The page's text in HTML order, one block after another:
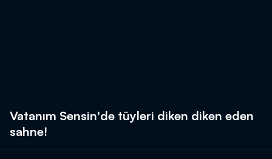
Vatanım Sensin'de tüyleri diken diken eden
sahne!